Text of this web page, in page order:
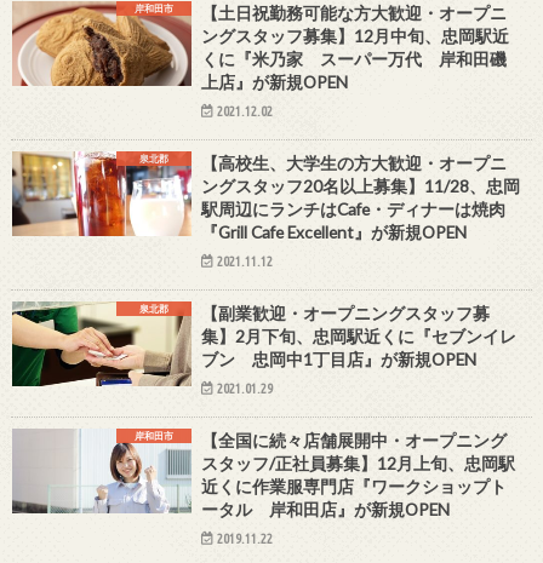
岸和田市
【土日祝勤務可能な方大歓迎・オープニ
ングスタッフ募集】12月中旬、忠岡駅近
くに『米乃家 スーパー万代 岸和田磯
上店』が新規OPEN
2021.12.02
泉北郡
【高校生、大学生の方大歓迎・オープニ
ングスタッフ20名以上募集】11/28、忠岡
駅周辺にランチはCafe・ディナーは焼肉
『Grill Cafe Excellent』が新規OPEN
2021.11.12
泉北郡
【副業歓迎・オープニングスタッフ募
集】2月下旬、忠岡駅近くに『セブンイレ
ブン 忠岡中1丁目店』が新規OPEN
2021.01.29
岸和田市
【全国に続々店舗展開中・オープニング
スタッフ/正社員募集】12月上旬、忠岡駅
近くに作業服専門店『ワークショップト
ータル 岸和田店』が新規OPEN
2019.11.22